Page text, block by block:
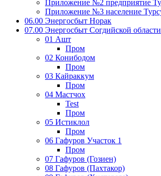
Приложение №2 предприятие
Приложение №3 население
06.00 Энергосбыт Норак
07.00 Энергосбыт Согдийской области
01 Ашт
Пром
02 Конибодом
Пром
03 Кайраккум
Пром
04 Мастчох
Test
Пром
05 Истиклол
Пром
06 Гафуров Участок 1
Пром
07 Гафуров (Гозиен)
08 Гафуров (Пахтакор)